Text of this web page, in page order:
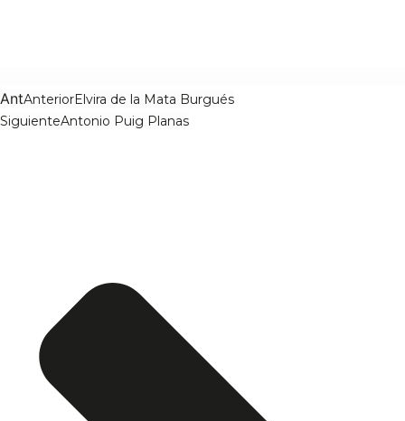
AntAnteriorElvira de la Mata Burgués
SiguienteAntonio Puig Planas